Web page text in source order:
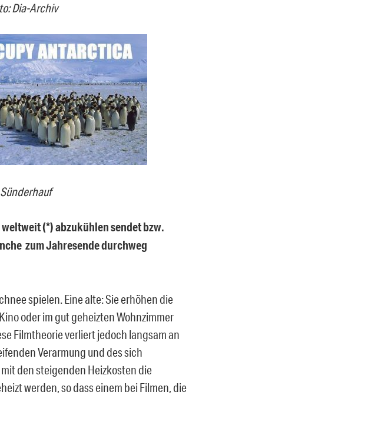
Dia-Archiv
(*) abzukühlen sendet bzw.
zum Jahresende durchweg
spielen. Eine alte: Sie erhöhen die
oder im gut geheizten Wohnzimmer
Filmtheorie verliert jedoch langsam an
Verarmung und des sich
den steigenden Heizkosten die
werden, so dass einem bei Filmen, die